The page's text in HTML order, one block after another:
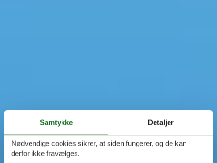
Samtykke Detaljer
Nødvendige cookies sikrer, at siden fungerer, og de kan
derfor ikke fravælges.